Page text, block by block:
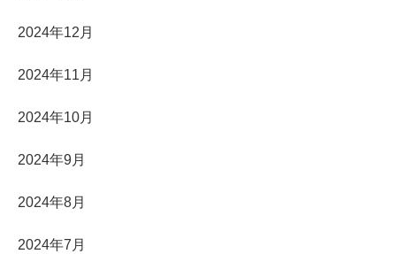
2024年12月
2024年11月
2024年10月
2024年9月
2024年8月
2024年7月